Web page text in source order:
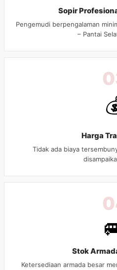
Sopir
Pengemudi berpengalaman
– Pantai
Harga
Tidak ada biaya
Stok
Ketersediaan armada besar